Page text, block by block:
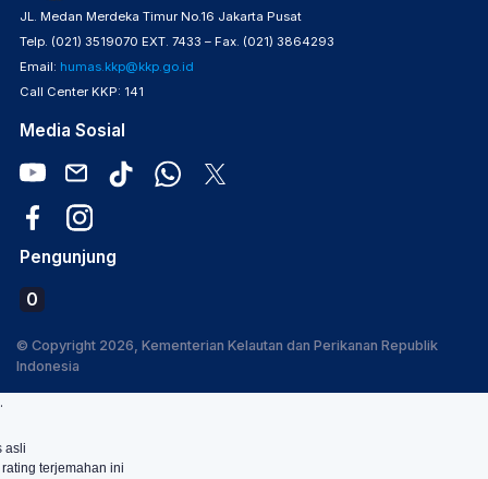
JL. Medan Merdeka Timur No.16 Jakarta Pusat
Telp. (021) 3519070 EXT. 7433 – Fax. (021) 3864293
Email: humas.kkp@kkp.go.id
Call Center KKP: 141
Media Sosial
Pengunjung
0
© Copyright 2026, Kementerian Kelautan dan Perikanan Republik
Indonesia
.
asli
terjemahan ini